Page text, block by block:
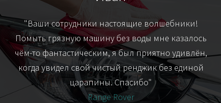
"Ваши сотрудники настоящие волшебники!
Помыть грязную машину без воды мне казалось
чём-то фантастическим, я был приятно удивлён,
когда увидел свой чистый ренджик без единой
царапины. Спасибо"
Range Rover